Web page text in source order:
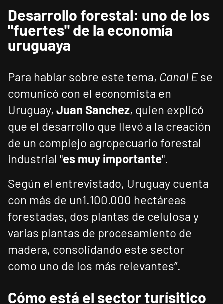
Desarrollo forestal: uno de los
"fuertes" de la economía
uruguaya
Para hablar sobre este tema, Canal Ese
comunicó con el economista en
Uruguay, Juan Sanchez, quien explicó
que el desarrollo que llevó a la creación
de un complejo agropecuario forestal
industrial "es muy importante".
Según el entrevistado, Uruguay cuenta
con más de un1.100.000 hectáreas
forestadas, dos plantas de celulosa y
varias plantas de procesamiento de
madera, consolidando este sector
como uno de los más relevantes”.
Cómo está el sector turísitico